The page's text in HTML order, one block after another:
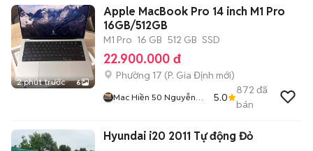
2 phút trước 6
Apple MacBook Pro 14 inch M1 Pro
16GB/512GB
M1 Pro 16 GB 512 GB SSD
22.900.000 đ
Phường 17 (P. Gia Định mới)
Mac Hiền 50 Nguyễn
5.0
872 đã
bán
Hyundai i20 2011 Tự động Đỏ